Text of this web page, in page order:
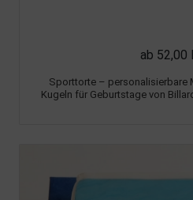
ab 52,00
Sporttorte – personalisierbare
Kugeln für Geburtstage von